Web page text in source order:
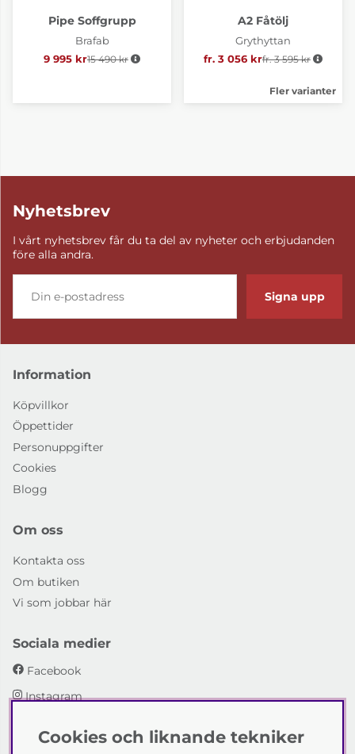
Pipe Soffgrupp
Brafab
9 995 kr Ordinarie pris:
15 490 kr
A2 Fåtölj
Grythyttan
fr. 3 056 krOrdinarie pris:
fr. 3 595 kr
Fler varianter
Nyhetsbrev
I vårt nyhetsbrev får du ta del av nyheter och erbjudanden
före alla andra.
Signa upp
Information
Köpvillkor
Öppettider
Personuppgifter
Cookies
Blogg
Om oss
Kontakta oss
Om butiken
Vi som jobbar här
Sociala medier
Facebook
Instagram
Emmaboda Möbler AB
Cookies och liknande tekniker